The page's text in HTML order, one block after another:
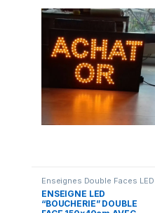
Enseignes Double Faces LED
ENSEIGNE LED
“BOUCHERIE” DOUBLE